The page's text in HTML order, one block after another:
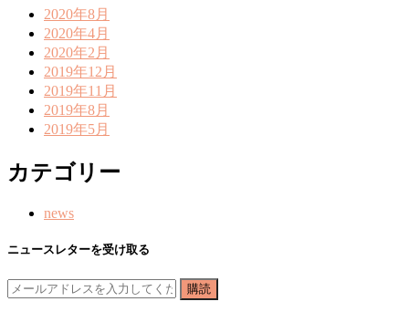
2020年8月
2020年4月
2020年2月
2019年12月
2019年11月
2019年8月
2019年5月
カテゴリー
news
ニュースレターを受け取る